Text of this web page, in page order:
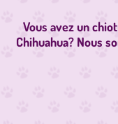
Vous avez un
Chihuahua? Nous